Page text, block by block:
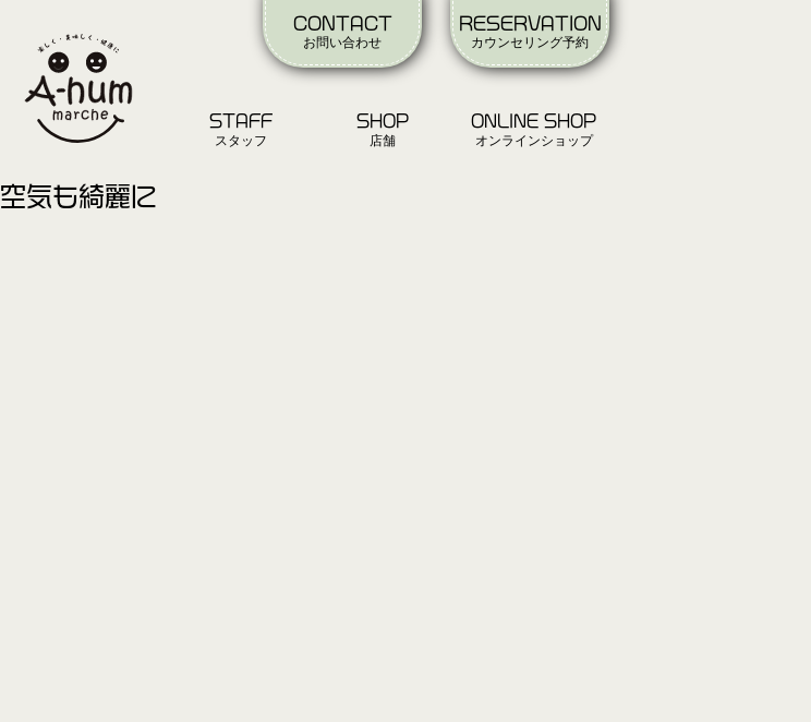
CONTACT
お問い合わせ
RESERVATION
カウンセリング予約
STAFF
スタッフ
SHOP
店舗
ONLINE SHOP
オンラインショップ
空気も綺麗に